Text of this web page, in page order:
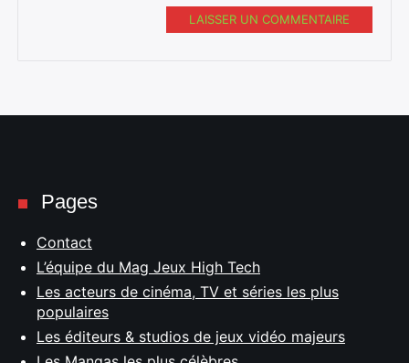
LAISSER UN COMMENTAIRE
Pages
Contact
L’équipe du Mag Jeux High Tech
Les acteurs de cinéma, TV et séries les plus
populaires
Les éditeurs & studios de jeux vidéo majeurs